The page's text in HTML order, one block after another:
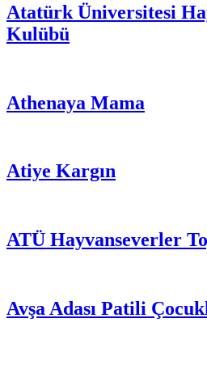
Atatürk Üniversitesi
Kulübü
Athenaya Mama
Atiye Kargın
ATÜ Hayvanseverler
Avşa Adası Patili